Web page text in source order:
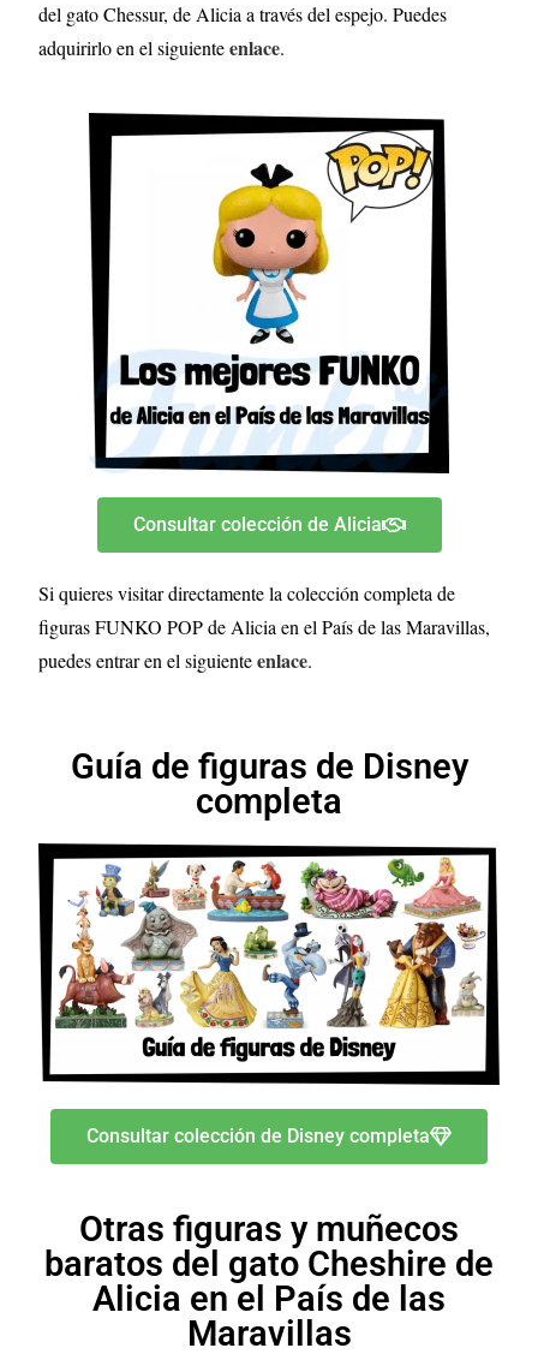
del gato Chessur, de Alicia a través del espejo. Puedes
adquirirlo en el siguienteenlace.
Consultar colección de Alicia
Si quieres visitar directamente la colección completa de
figuras FUNKO POP de Alicia en el País de las Maravillas,
puedes entrar en el siguienteenlace.
Guía de figuras de Disney
completa
Consultar colección de Disney completa
Otras figuras y muñecos
baratos del gato Cheshire de
Alicia en el País de las
Maravillas